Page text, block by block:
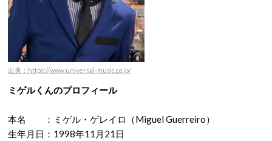
出典：https://www.universal-music.co.jp/
ミゲルくんのプロフィール
本名 ：ミゲル・ゲレイロ（Miguel Guerreiro）
生年月日：1998年11月21日